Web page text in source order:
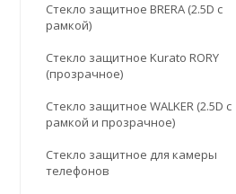
Стекло защитное BRERA (2.5D с
рамкой)
Стекло защитное Kurato RORY
(прозрачное)
Стекло защитное WALKER (2.5D с
рамкой и прозрачное)
Стекло защитное для камеры
телефонов